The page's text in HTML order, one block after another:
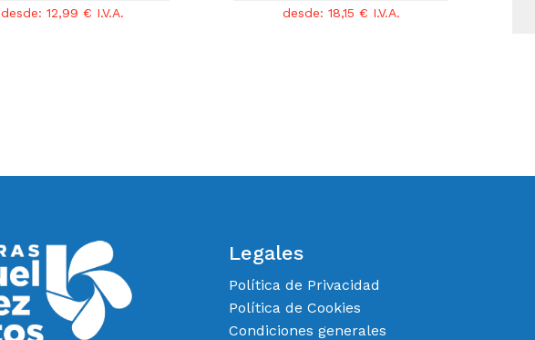
desde: 12,99 € I.V.A. desde: 18,15 € I.V.A.
Legales
Política de Privacidad
Política de Cookies
Condiciones generales